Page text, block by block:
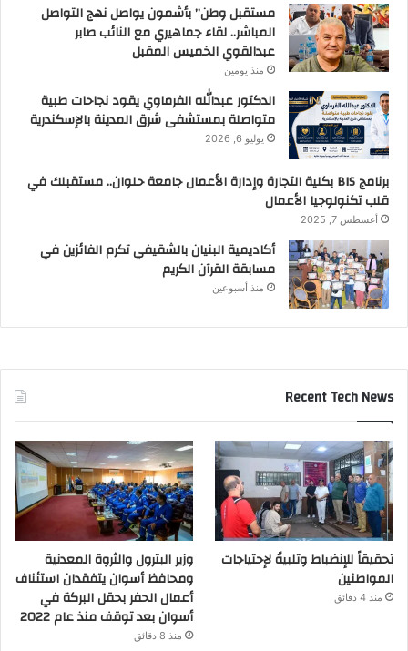
مستقبل وطن” بأشمون يواصل نهج التواصل
المباشر.. لقاء جماهيري مع النائب صابر
عبدالقوي الخميس المقبل
منذ يومين
الدكتور عبدالله الفرماوي يقود نجاحات طبية
متواصلة بمستشفى شرق المدينة بالإسكندرية
يوليو 6, 2026
برنامج BIS بكلية التجارة وإدارة الأعمال جامعة حلوان.. مستقبلك في
قلب تكنولوجيا الأعمال
أغسطس 7, 2025
أكاديمية البنيان بالشقيفي تكرم الفائزين في
مسابقة القرآن الكريم
منذ أسبوعين
Recent Tech News
تحقيقاً للإنضباط وتلبيةً لإحتياجات
المواطنين
منذ 4 دقائق
وزير البترول والثروة المعدنية
ومحافظ أسوان يتفقدان استئناف
أعمال الحفر بحقل البركة في
أسوان بعد توقف منذ عام 2022
منذ 8 دقائق